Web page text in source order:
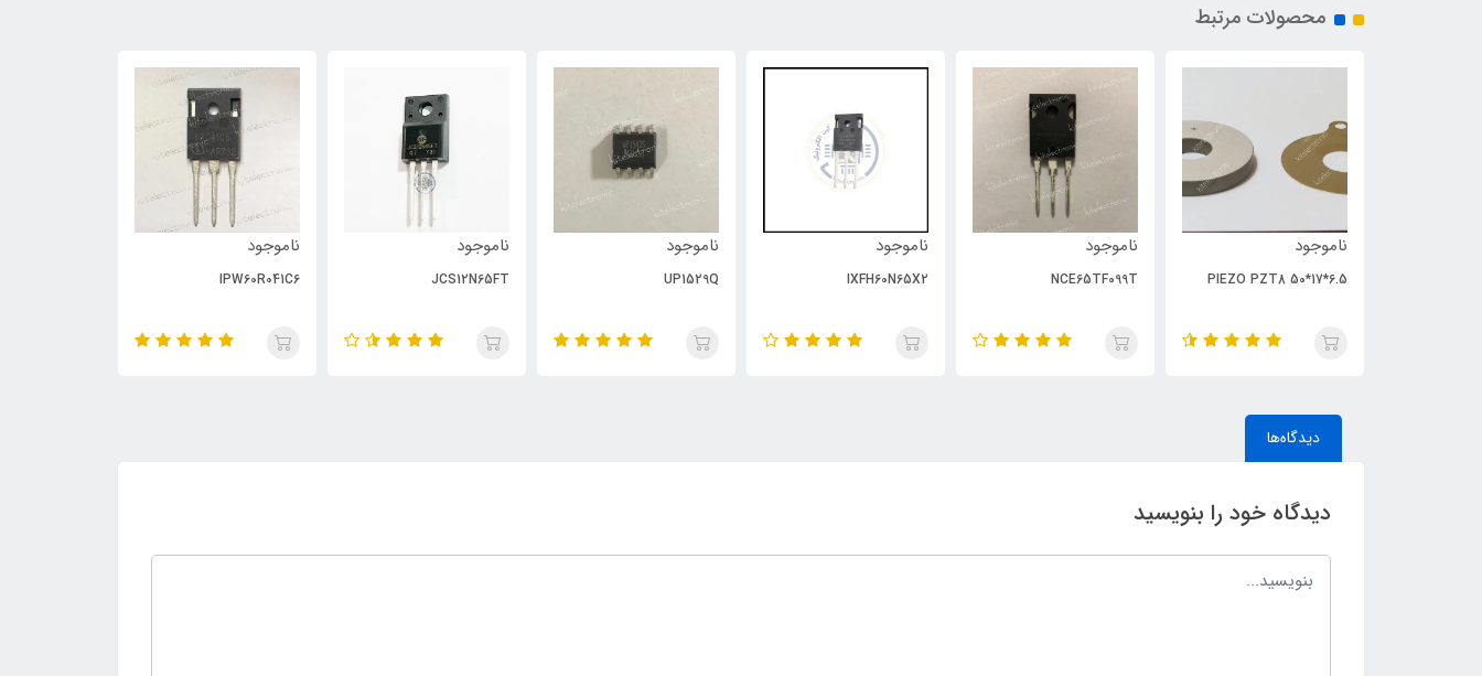
محصولات مرتبط
ناموجود
PIEZO PZT8 50*17*6.5
ناموجود
NCE65TF099T
ناموجود
IXFH60N65X2
ناموجود
UP1529Q
ناموجود
JCS12N65FT
ناموجود
IPW60R041C6
دیدگاه‌ها
دیدگاه خود را بنویسید